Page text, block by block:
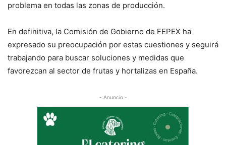
problema en todas las zonas de producción.
En definitiva, la Comisión de Gobierno de FEPEX ha
expresado su preocupación por estas cuestiones y seguirá
trabajando para buscar soluciones y medidas que
favorezcan al sector de frutas y hortalizas en España.
- Anuncio -